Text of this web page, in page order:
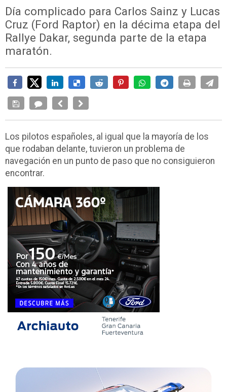
Día complicado para Carlos Sainz y Lucas
Cruz (Ford Raptor) en la décima etapa del
Rallye Dakar, segunda parte de la etapa
maratón.
Los pilotos españoles, al igual que la mayoría de los
que rodaban delante, tuvieron un problema de
navegación en un punto de paso que no consiguieron
encontrar.